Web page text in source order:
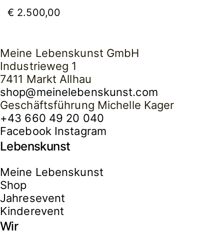
€ 2.500,00
Meine Lebenskunst GmbH
Industrieweg 1
7411 Markt Allhau
shop@meinelebenskunst.com
Geschäftsführung Michelle Kager
+43 660 49 20 040
Facebook Instagram
Lebenskunst
Meine Lebenskunst
Shop
Jahresevent
Kinderevent
Wir